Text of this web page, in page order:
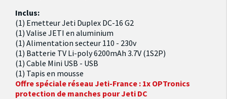
Inclus:
(1) Emetteur Jeti Duplex DC-16 G2
(1) Valise JETI en aluminium
(1) Alimentation secteur 110 - 230v
(1) Batterie TV Li-poly 6200mAh 3.7V (1S2P)
(1) Cable Mini USB - USB
(1) Tapis en mousse
Offre spéciale réseau Jeti-France : 1x OPTronics
protection de manches pour Jeti DC